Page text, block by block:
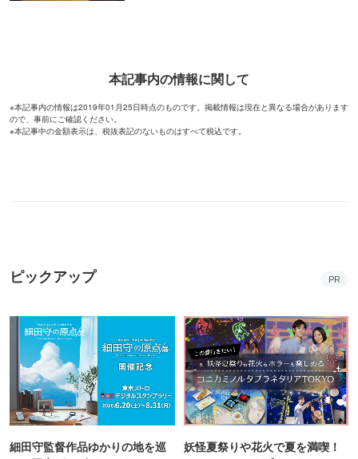
本記事内の情報に関して
※本記事内の情報は2019年01月25日時点のものです。掲載情報は現在と異なる場合があります
ので、事前にご確認ください。
※本記事中の金額表示は、税抜表記のないものはすべて税込です。
ピックアップ PR
細田守監督作品ゆかりの地を巡
妖怪夏祭りや花火で夏を満喫！